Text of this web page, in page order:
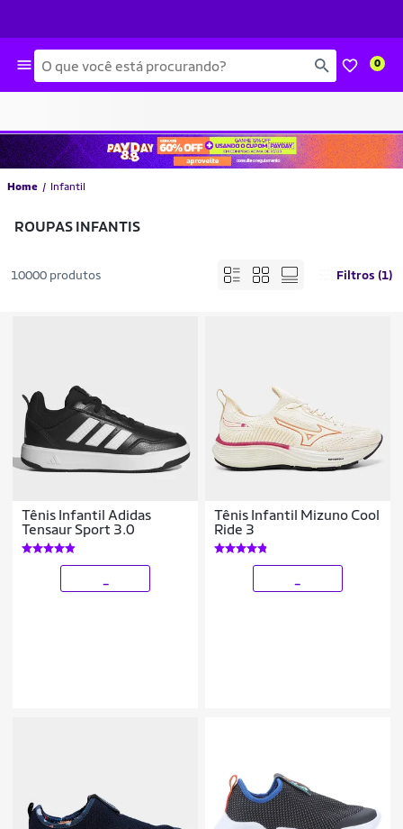
Busca 0
Home Infantil
ROUPAS INFANTIS
10000 produtos Filtros (1)
Tênis Infantil Adidas
Tensaur Sport 3.0
Tênis Infantil Mizuno Cool
Ride 3